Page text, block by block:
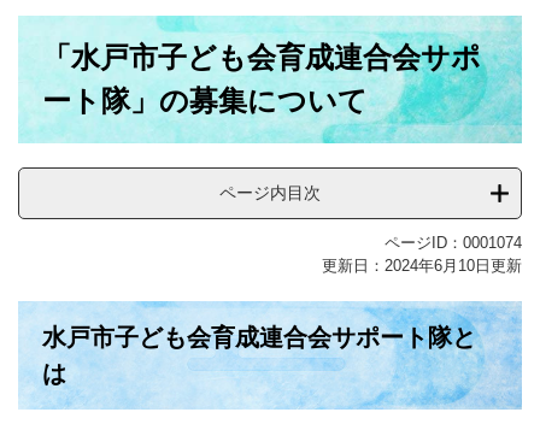
「水戸市子ども会育成連合会サポ
ート隊」の募集について
ページ内目次
ページID：0001074
更新日：2024年6月10日更新
水戸市子ども会育成連合会サポート隊と
は